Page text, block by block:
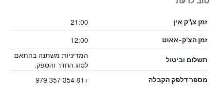
זמן צ\'ק אין 21:00
זמן הצ'ק-אאוט 12:00
תשלום וביטול
המדיניות משתנה בהתאם
לסוג החדר והספק.
מספר דלפק הקבלה +81 354 357 979